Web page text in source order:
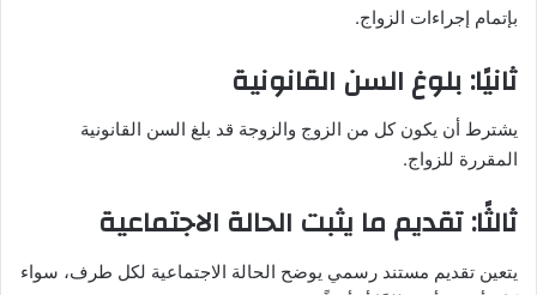
بإتمام إجراءات الزواج.
ثانيًا: بلوغ السن القانونية
يشترط أن يكون كل من الزوج والزوجة قد بلغ السن القانونية
المقررة للزواج.
ثالثًا: تقديم ما يثبت الحالة الاجتماعية
يتعين تقديم مستند رسمي يوضح الحالة الاجتماعية لكل طرف، سواء